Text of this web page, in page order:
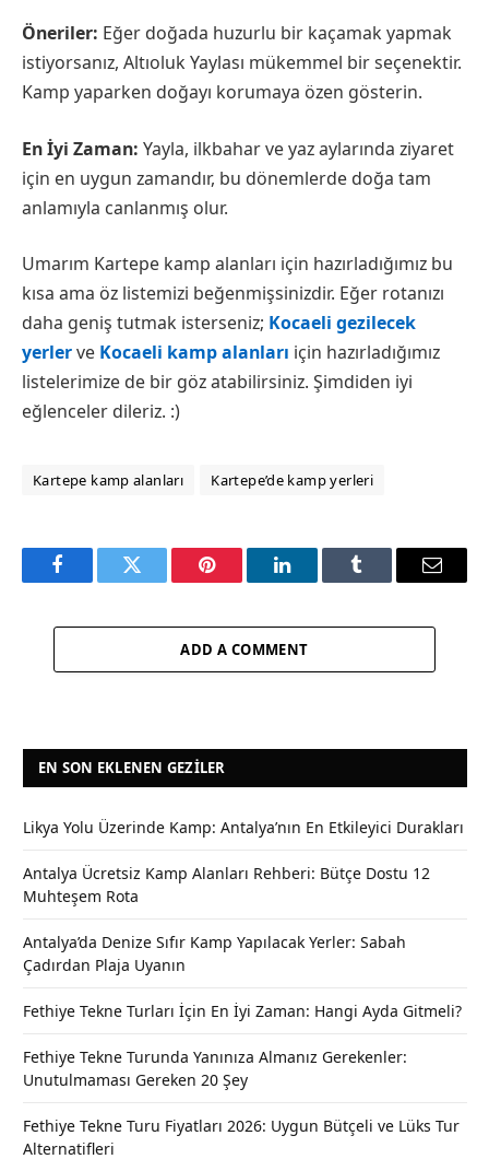
Öneriler: Eğer doğada huzurlu bir kaçamak yapmak
istiyorsanız, Altıoluk Yaylası mükemmel bir seçenektir.
Kamp yaparken doğayı korumaya özen gösterin.
En İyi Zaman: Yayla, ilkbahar ve yaz aylarında ziyaret
için en uygun zamandır, bu dönemlerde doğa tam
anlamıyla canlanmış olur.
Umarım Kartepe kamp alanları için hazırladığımız bu
kısa ama öz listemizi beğenmişsinizdir. Eğer rotanızı
daha geniş tutmak isterseniz; Kocaeli gezilecek
yerlerve Kocaeli kamp alanları için hazırladığımız
listelerimize de bir göz atabilirsiniz. Şimdiden iyi
eğlenceler dileriz. :)
Kartepe kamp alanları Kartepe’de kamp yerleri
FacebookTwitter Pinterest LinkedInTumblr Email
ADD A COMMENT
EN SON EKLENEN GEZILER
Likya Yolu Üzerinde Kamp: Antalya’nın En Etkileyici Durakları
Antalya Ücretsiz Kamp Alanları Rehberi: Bütçe Dostu 12
Muhteşem Rota
Antalya’da Denize Sıfır Kamp Yapılacak Yerler: Sabah
Çadırdan Plaja Uyanın
Fethiye Tekne Turları İçin En İyi Zaman: Hangi Ayda Gitmeli?
Fethiye Tekne Turunda Yanınıza Almanız Gerekenler:
Unutulmaması Gereken 20 Şey
Fethiye Tekne Turu Fiyatları 2026: Uygun Bütçeli ve Lüks Tur
Alternatifleri